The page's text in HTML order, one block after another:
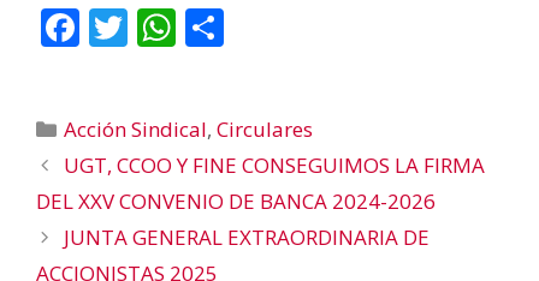
F
b
o
o
k
T
er
W
s
A
p
p
p
ar
ti
r
Categorías
Acción Sindical,Circulares
UGT, CCOO Y FINE CONSEGUIMOS LA FIRMA
DEL XXV CONVENIO DE BANCA 2024-2026
JUNTA GENERAL EXTRAORDINARIA DE
ACCIONISTAS 2025